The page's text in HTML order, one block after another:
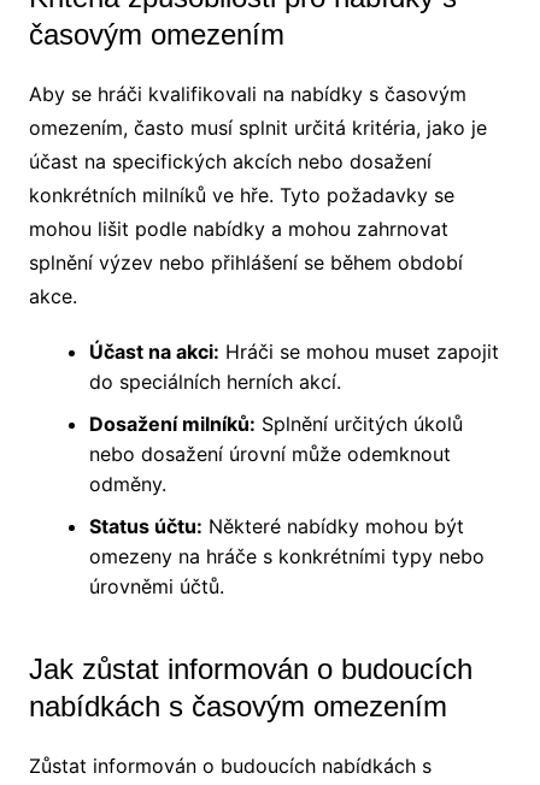
časovým omezením
Aby se hráči kvalifikovali na nabídky s časovým
omezením, často musí splnit určitá kritéria, jako je
účast na specifických akcích nebo dosažení
konkrétních milníků ve hře. Tyto požadavky se
mohou lišit podle nabídky a mohou zahrnovat
splnění výzev nebo přihlášení se během období
akce.
Účast na akci: Hráči se mohou muset zapojit
do speciálních herních akcí.
Dosažení milníků: Splnění určitých úkolů
nebo dosažení úrovní může odemknout
odměny.
Status účtu: Některé nabídky mohou být
omezeny na hráče s konkrétními typy nebo
úrovněmi účtů.
Jak zůstat informován o budoucích
nabídkách s časovým omezením
Zůstat informován o budoucích nabídkách s